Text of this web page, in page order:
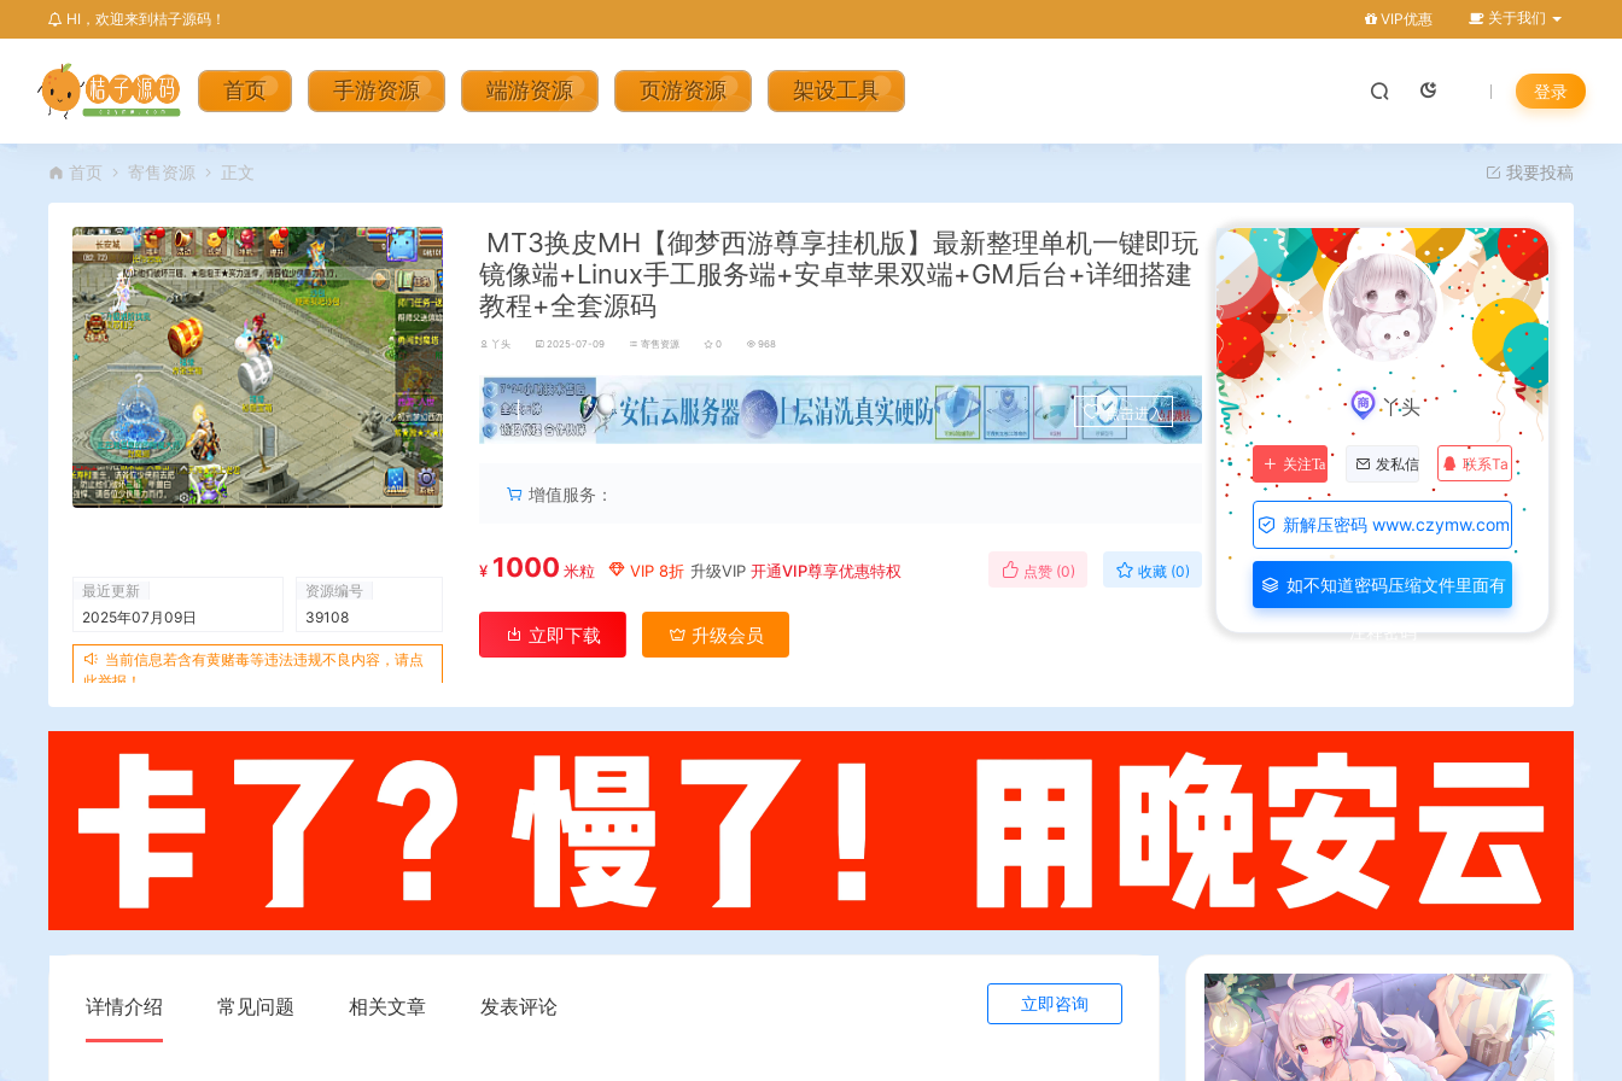
HI，欢迎来到桔子源码！ VIP优惠 关于我们
首页 手游资源 端游资源 页游资源 架设工具 登录
首页 寄售资源 正文 我要投稿
最近更新
2025年07月09日
资源编号
39108
当前信息若含有黄赌毒等违法违规不良内容，请点
此举报！
MT3换皮MH【御梦西游尊享挂机版】最新整理单机一键即玩
镜像端+Linux手工服务端+安卓苹果双端+GM后台+详细搭建
教程+全套源码
丫头 2025-07-09 寄售资源 0 968
丨 点击进入
增值服务：
¥ 1000 米粒 VIP 8折 升级VIP 开通VIP尊享优惠特权 点赞 (0) 收藏 (0)
立即下载 升级会员
丫头
关注Ta 发私信 联系Ta
新解压密码 www.czymw.com
如不知道密码压缩文件里面有
详情介绍 常见问题 相关文章 发表评论 立即咨询